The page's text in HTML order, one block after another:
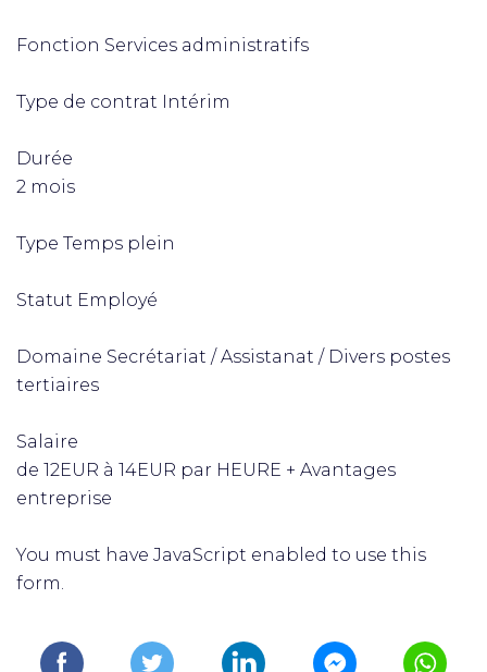
Fonction Services administratifs
Type de contrat Intérim
Durée
2 mois
Type Temps plein
Statut Employé
Domaine Secrétariat / Assistanat / Divers postes
tertiaires
Salaire
de 12EUR à 14EUR par HEURE + Avantages
entreprise
You must have JavaScript enabled to use this
form.